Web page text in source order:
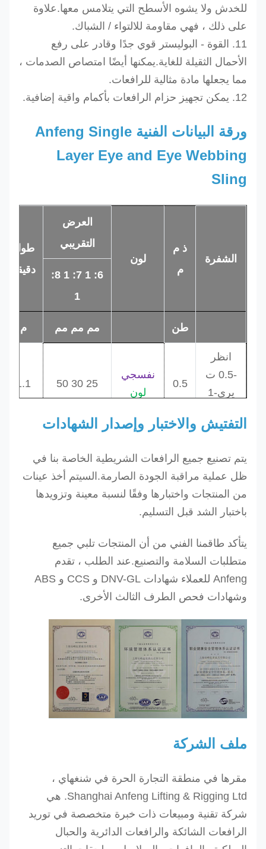
للخدش ولا يشوه الأسطح التي يتلامس معها.علاوة
على ذلك ، فهي مقاومة للالتواء / الشباك.
11. القوة - البوليستر قوي جدًا وقادر على رفع
الأحمال الثقيلة للغاية.يمكنها أيضًا امتصاص الصدمات ،
مما يجعلها مادة مثالية للرافعات.
ورقة البيانات الفنية Anfeng Single
Layer Eye and Eye Webbing
Sling
الشفرة
العرض
التقريبي
طول
دقيقة
6: 1 7: 1 8:
مم مم مم
انظر
يرى
-1
يرى -1.5
1
نفسجي
لون
الأصفر
50 60 65
75 90 90
1.1
1.2
1.3
يرى -2.0
ت
يرى -2.5
يرى -3
ت
2
2.5
3
اللون
الرمادي
بنى
100120120
150180200
1.4
يرى
-4
يرى -5
ت
5
البرتقالي
200
240240
250 300 -
يمكن إنتاج أحجام أخرى عند الطلب
التفتيش والاختبار وإصدار الشهادات
يتم تصنيع جميع الرافعات الشريطية الخاصة بنا في
ظل عملية مراقبة الجودة الصارمة.السيتم أخذ عينات
من المنتجات واختبارها وفقًا لنسبة معينة وتزويدها
باختبار الشد قبل التسليم.
يتأكد طاقمنا الفني من أن المنتجات تلبي جميع
متطلبات السلامة والتصنيع.عند الطلب ، تقدم
Anfeng للعملاء شهادات DNV-GL و CCS و ABS
وشهادات فحص الطرف الثالث الأخرى.
ملف الشركة
مقرها في منطقة التجارة الحرة في شنغهاي ،
Shanghai Anfeng Lifting & Rigging Ltd. هي
شركة تقنية ومبيعات ذات خبرة متخصصة في توريد
الرافعات الشائكة والرافعات الدائرية والحبال